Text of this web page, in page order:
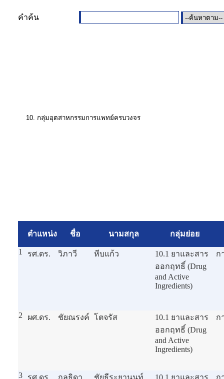
คำค้น
ตำแหน่ง ชื่อ นามสกุล กลุ่มย่อย
1 รศ.ดร. วิภาวี หีบแก้ว
10.1 ยาและสาร
ออกฤทธิ์ (Drug
and Active
Ingredients)
ก
2 ผศ.ดร. ชัยณรงค์ โตจรัส
10.1 ยาและสาร
ออกฤทธิ์ (Drug
and Active
Ingredients)
ก
3 รศ.ดร. กุลธิดา ชัยธีระยานนท์
10.1 ยาและสาร
ก